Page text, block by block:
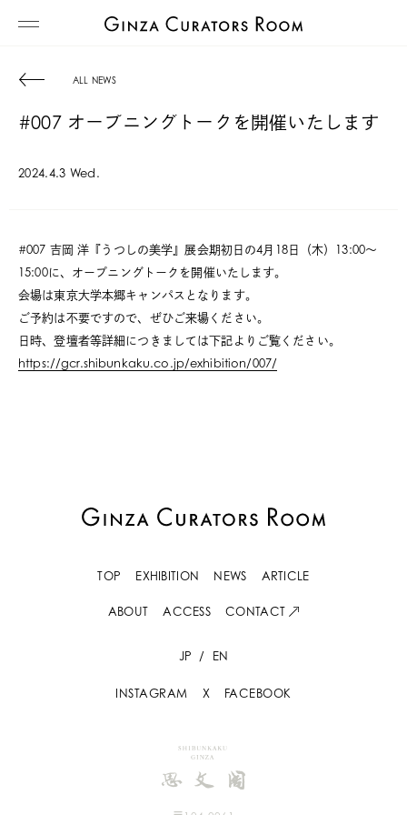
ALL NEWS
#007 オープニングトークを開催いたします
2024.4.3 Wed.
#007 吉岡 洋『うつしの美学』展会期初日の4月18日（木）13:00〜
15:00に、オープニングトークを開催いたします。
会場は東京大学本郷キャンパスとなります。
ご予約は不要ですので、ぜひご来場ください。
日時、登壇者等詳細につきましては下記よりご覧ください。
https://gcr.shibunkaku.co.jp/exhibition/007/
TOP EXHIBITION NEWS ARTICLE
ABOUT ACCESS CONTACT
JP / EN
INSTAGRAM X FACEBOOK